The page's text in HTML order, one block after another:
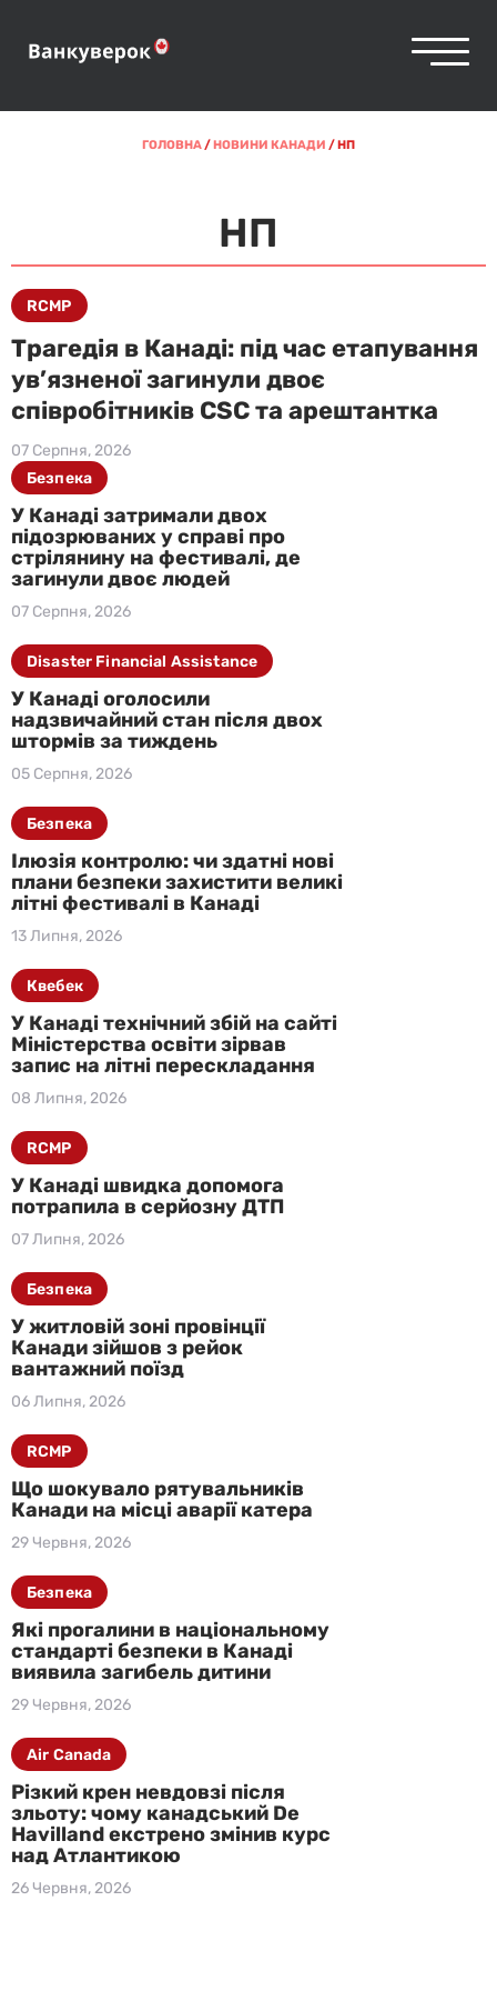
ГОЛОВНА/НОВИНИ КАНАДИ /НП
НП
Трагедія в Канаді: під час етапування
ув’язненої загинули двоє
співробітників CSC та арештантка
07 Серпня, 2026
RCMP
У Канаді затримали двох
підозрюваних у справі про
стрілянину на фестивалі, де
загинули двоє людей
07 Серпня, 2026
Безпека
У Канаді оголосили
надзвичайний стан після двох
штормів за тиждень
05 Серпня, 2026
Disaster Financial Assistance
Ілюзія контролю: чи здатні нові
плани безпеки захистити великі
літні фестивалі в Канаді
13 Липня, 2026
Безпека
У Канаді технічний збій на сайті
Міністерства освіти зірвав
запис на літні перескладання
08 Липня, 2026
Квебек
У Канаді швидка допомога
потрапила в серйозну ДТП
07 Липня, 2026
RCMP
У житловій зоні провінції
Канади зійшов з рейок
вантажний поїзд
06 Липня, 2026
Безпека
Що шокувало рятувальників
Канади на місці аварії катера
29 Червня, 2026
RCMP
Які прогалини в національному
стандарті безпеки в Канаді
виявила загибель дитини
29 Червня, 2026
Безпека
Різкий крен невдовзі після
зльоту: чому канадський De
Havilland екстрено змінив курс
над Атлантикою
26 Червня, 2026
Air Canada